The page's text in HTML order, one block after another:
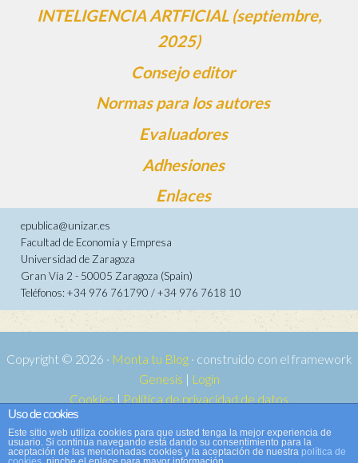
INTELIGENCIA ARTFICIAL (septiembre,
2025)
Consejo editor
Normas para los autores
Evaluadores
Adhesiones
Enlaces
epublica@unizar.es
Facultad de Economía y Empresa
Universidad de Zaragoza
Gran Vía 2 - 50005 Zaragoza (Spain)
Teléfonos: +34 976 761790 / +34 976 7618 10
Copyright © 2026 · Monta tu Blog· construido con el framework
Genesis | Login
Cookies | Política de privacidad de datos
Copyright © 2026 ·
WordPress·Acceder
Uso de cookies
Este sitio web utiliza cookies para que usted tenga la mejor experiencia de
usuario. Si continúa navegando está dando su consentimiento para la
aceptación de las mencionadas cookies y la aceptación de nuestra política de